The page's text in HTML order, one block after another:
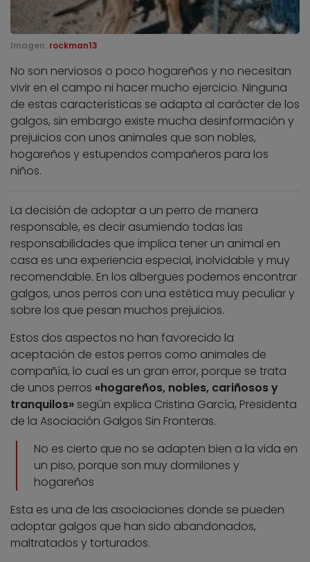
Imagen: rockman13
No son nerviosos o poco hogareños y no necesitan
vivir en el campo ni hacer mucho ejercicio. Ninguna
de estas características se adapta al carácter de los
galgos, sin embargo existe mucha desinformación y
prejuicios con unos animales que son nobles,
hogareños y estupendos compañeros para los
niños.
La decisión de adoptar a un perro de manera
responsable, es decir asumiendo todas las
responsabilidades que implica tener un animal en
casa es una experiencia especial, inolvidable y muy
recomendable. En los albergues podemos encontrar
galgos, unos perros con una estética muy peculiar y
sobre los que pesan muchos prejuicios.
Estos dos aspectos no han favorecido la
aceptación de estos perros como animales de
compañía, lo cual es un gran error, porque se trata
de unos perros «hogareños, nobles, cariñosos y
tranquilos» según explica Cristina García, Presidenta
de la Asociación Galgos Sin Fronteras.
No es cierto que no se adapten bien a la vida en
un piso, porque son muy dormilones y
hogareños
Esta es una de las asociaciones donde se pueden
adoptar galgos que han sido abandonados,
maltratados y torturados.